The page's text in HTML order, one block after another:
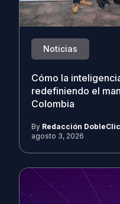
Noticias
Cómo la
redefiniendo el
Colombia
By Redacción DobleClic
agosto 3, 2026